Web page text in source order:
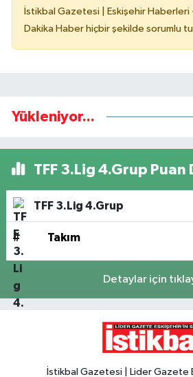
İstikbal Gazetesi | Eskişehir Haberleri
Dakika Haber hiçbir şekilde sorumlu
Yükleniyor...
TFF 3.Lig 4.Grup Puan
TFF 3.Lig 4.Grup
# Takım
Detaylar için
İstikbal Gazetesi | Lider Gazete